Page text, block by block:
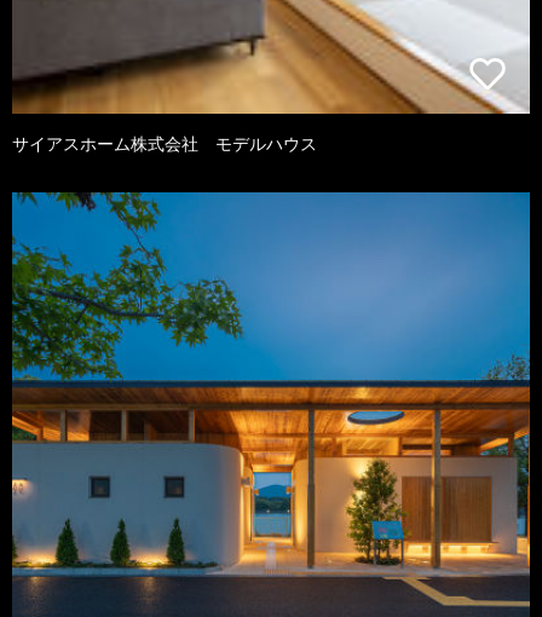
サイアスホーム株式会社 モデルハウス